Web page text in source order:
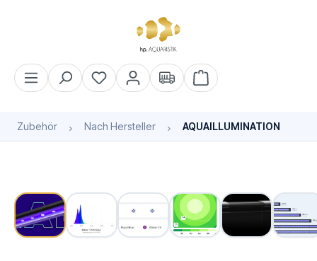
Warenkorb enthält 0
Zubehör Nach Hersteller AQUAILLUMINATION